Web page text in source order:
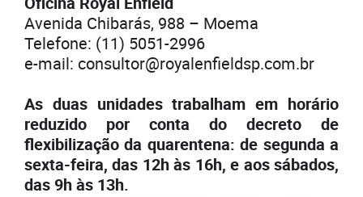
Avenida Chibarás, 988 – Moema
Telefone: (11) 5051-2996
e-mail: consultor@royalenfieldsp.com.br
As duas unidades trabalham em horário
reduzido por conta do decreto de
flexibilização da quarentena: de segunda a
sexta-feira, das 12h às 16h, e aos sábados,
das 9h às 13h.